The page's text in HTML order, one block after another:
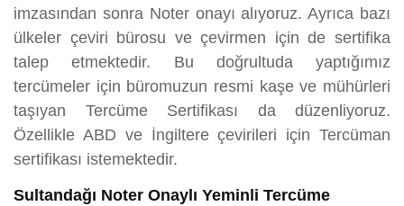
imzasından sonra Noter onayı alıyoruz. Ayrıca bazı
ülkeler çeviri bürosu ve çevirmen için de sertifika
talep etmektedir. Bu doğrultuda yaptığımız
tercümeler için büromuzun resmi kaşe ve mühürleri
taşıyan Tercüme Sertifikası da düzenliyoruz.
Özellikle ABD ve İngiltere çevirileri için Tercüman
sertifikası istemektedir.
Sultandağı Noter Onaylı Yeminli Tercüme